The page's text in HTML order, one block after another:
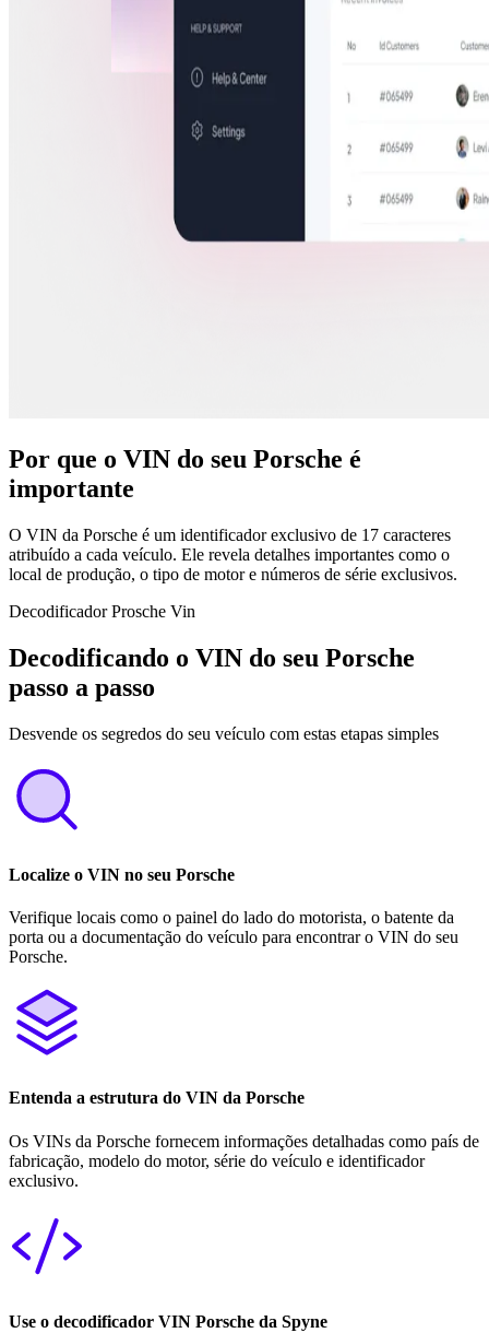
Por que o VIN do seu Porsche é
importante
O VIN da Porsche é um identificador exclusivo de 17 caracteres
atribuído a cada veículo. Ele revela detalhes importantes como o
local de produção, o tipo de motor e números de série exclusivos.
Decodificador Prosche Vin
Decodificando o VIN do seu Porsche
passo a passo
Desvende os segredos do seu veículo com estas etapas simples
Localize o VIN no seu Porsche
Verifique locais como o painel do lado do motorista, o batente da
porta ou a documentação do veículo para encontrar o VIN do seu
Porsche.
Entenda a estrutura do VIN da Porsche
Os VINs da Porsche fornecem informações detalhadas como país de
fabricação, modelo do motor, série do veículo e identificador
exclusivo.
Use o decodificador VIN Porsche da Spyne